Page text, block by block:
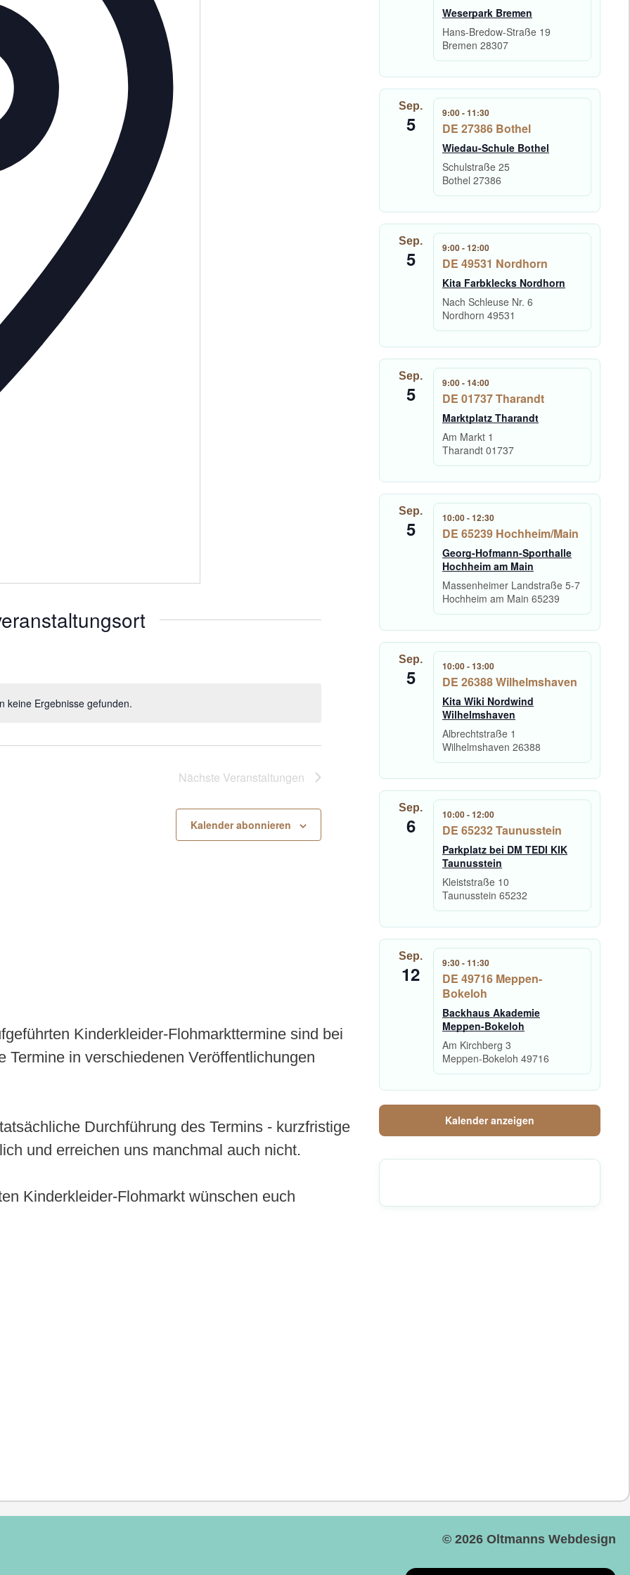
H
keine Ergebnisse gefunden.
Nächste Veranstaltungen
Kalender abonnieren
Kinderkleider-Flohmarkttermine sind bei
in verschiedenen Veröffentlichungen
Durchführung des Termins - kurzfristige
und erreichen uns manchmal auch nicht.
Kinderkleider-Flohmarkt wünschen euch
Weserpark Bremen
Hans-Bredow-Straße 19
Bremen 28307
Sep.
5 9:00-11:30
DE 27386 Bothel
Wiedau-Schule Bothel
Schulstraße 25
Bothel 27386
Sep.
5 9:00-12:00
DE 49531 Nordhorn
Kita Farbklecks Nordhorn
Nach Schleuse Nr. 6
Nordhorn 49531
Sep.
5 9:00-14:00
DE 01737 Tharandt
Marktplatz Tharandt
Am Markt 1
Tharandt 01737
Sep.
5 10:00-12:30
DE 65239 Hochheim/Main
Georg-Hofmann-Sporthalle
Hochheim am Main
Massenheimer Landstraße 5-7
Hochheim am Main 65239
Sep.
5 10:00-13:00
DE 26388 Wilhelmshaven
Kita Wiki Nordwind
Wilhelmshaven
Albrechtstraße 1
Wilhelmshaven 26388
Sep.
6 10:00-12:00
DE 65232 Taunusstein
Parkplatz bei DM TEDI KIK
Taunusstein
Kleiststraße 10
Taunusstein 65232
Sep.
12 9:30-11:30
DE 49716 Meppen-
Bokeloh
Backhaus Akademie
Meppen-Bokeloh
Am Kirchberg 3
Meppen-Bokeloh 49716
Kalender anzeigen
© 2026 Oltmanns Webdesign